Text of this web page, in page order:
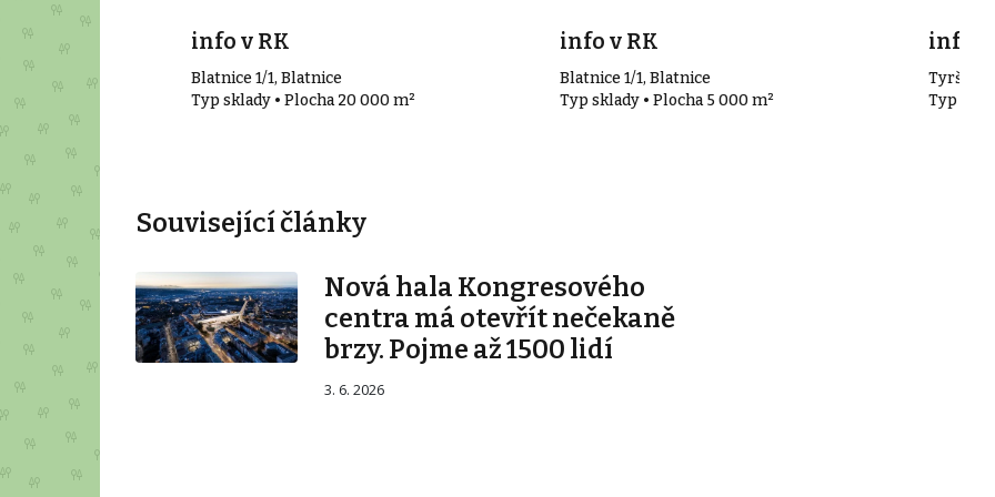
m²
info v RK
Blatnice 1/1, Blatnice
Typ sklady • Plocha 20 000 m²
info v RK
Blatnice 1/1, Blatnice
Typ sklady • Plocha 5 000 m²
info v
Tyršova
Typ
Související články
Nová hala Kongresového
centra má otevřít nečekaně
brzy. Pojme až 1500 lidí
3. 6. 2026